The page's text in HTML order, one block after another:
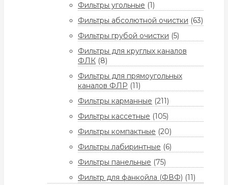
Фильтры угольные (1)
Фильтры абсолютной очистки (63)
Фильтры грубой очистки (5)
Фильтры для круглых каналов
ФЛК (8)
Фильтры для прямоугольных
каналов ФЛР (11)
Фильтры карманные (211)
Фильтры кассетные (105)
Фильтры компактные (20)
Фильтры лабиринтные (6)
Фильтры панельные (75)
Фильтр для фанкойла (ФВФ) (11)